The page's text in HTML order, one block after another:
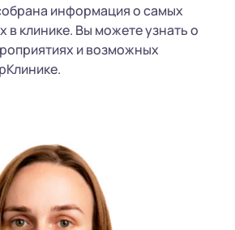
информация о самых
в клинике. Вы можете узнать о
и возможных